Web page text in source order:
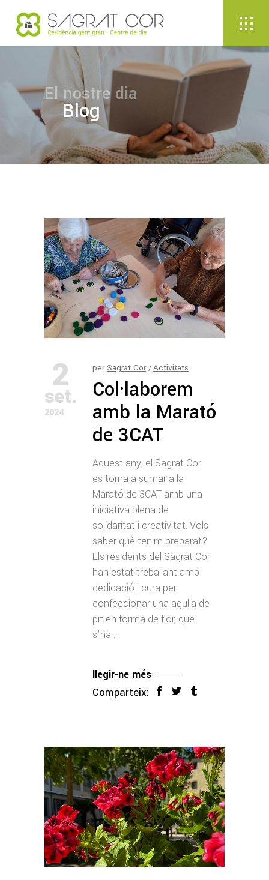
El nostre dia
Blog
2
set.
2024
perSagrat Cor Activitats
Col·laborem
amb la Marató
de 3CAT
Aquest any, el Sagrat Cor
es torna a sumar a la
Marató de 3CAT amb una
iniciativa plena de
solidaritat i creativitat. Vols
saber què tenim preparat?
Els residents del Sagrat Cor
han estat treballant amb
dedicació i cura per
confeccionar una agulla de
pit en forma de flor, que
s'ha
llegir-ne més
Comparteix: